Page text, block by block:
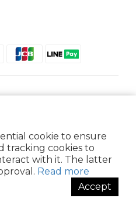
cookie to ensure
tracking cookies to
with it. The latter
Read more
Accept
Hrs 8:30 - 18:00｜新北市新莊區中正路
: 28396448 (唯一統編無關係企業)